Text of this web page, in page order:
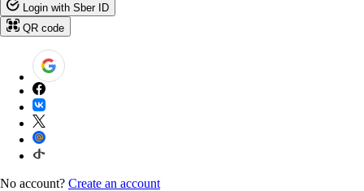
Login with Sber ID
QR code
No account? Create an account